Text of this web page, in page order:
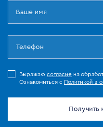
Выражаю согласие на
Ознакомиться с Политикой в
Получить